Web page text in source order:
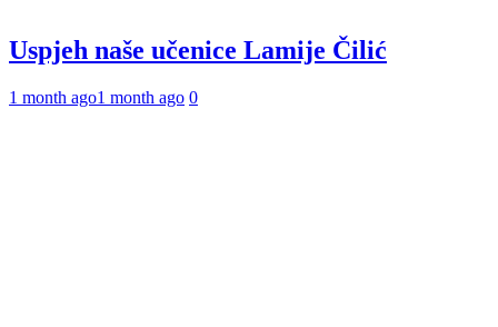
Uspjeh naše učenice Lamije Čilić
1 month ago1 month ago 0